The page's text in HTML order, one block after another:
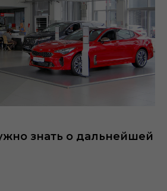
знать о дальнейшей